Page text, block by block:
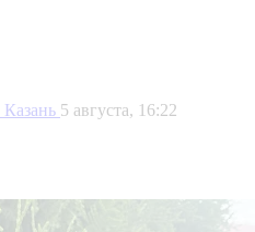
Казань 5 августа, 16:22